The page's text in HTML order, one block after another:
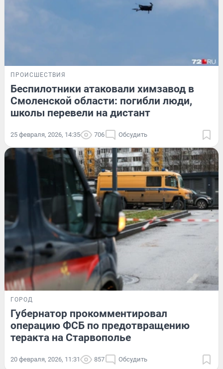
ПРОИСШЕСТВИЯ
Беспилотники атаковали химзавод в
Смоленской области: погибли люди,
школы перевели на дистант
25 февраля, 2026, 14:35 706 Обсудить
ГОРОД
Губернатор прокомментировал
операцию ФСБ по предотвращению
теракта на Старвополье
20 февраля, 2026, 11:31 857 Обсудить